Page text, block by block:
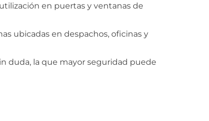
en puertas y ventanas de
ubicadas en despachos, oficinas y
duda, la que mayor seguridad puede